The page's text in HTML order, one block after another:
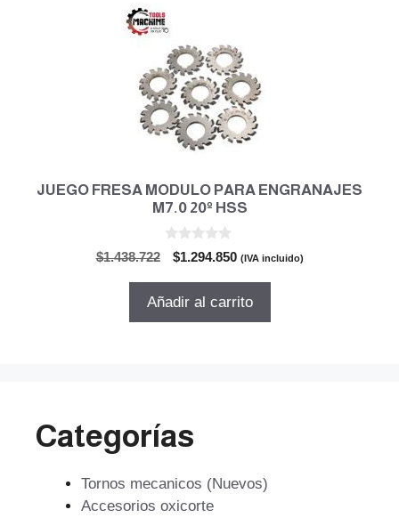
JUEGO FRESA MODULO PARA ENGRANAJES
M7.0 20º HSS
$1.438.722
El
original
$1.294.850El
actual
(IVA incluido)
Añadir al carrito
Categorías
Tornos mecanicos (Nuevos)
Accesorios oxicorte